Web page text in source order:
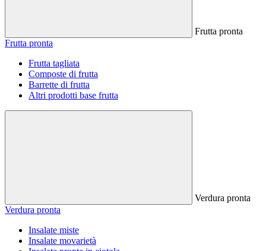
Frutta pronta
Frutta pronta
Frutta tagliata
Composte di frutta
Barrette di frutta
Altri prodotti base frutta
Verdura pronta
Verdura pronta
Insalate miste
Insalate movarietà